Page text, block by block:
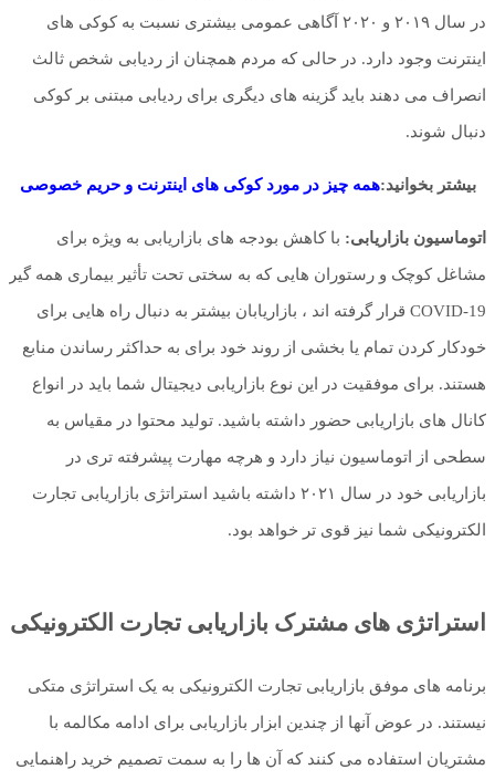
در سال ۲۰۱۹ و ۲۰۲۰ آگاهی عمومی بیشتری نسبت به کوکی های
اینترنت وجود دارد. در حالی که مردم همچنان از ردیابی شخص ثالث
انصراف می دهند باید گزینه های دیگری برای ردیابی مبتنی بر کوکی
دنبال شوند.
بیشتر بخوانید:همه چیز در مورد کوکی های اینترنت و حریم خصوصی
اتوماسیون بازاریابی: با کاهش بودجه های بازاریابی به ویژه برای
مشاغل کوچک و رستوران هایی که به سختی تحت تأثیر بیماری همه گیر
COVID-19 قرار گرفته اند ، بازاریابان بیشتر به دنبال راه هایی برای
خودکار کردن تمام یا بخشی از روند خود برای به حداکثر رساندن منابع
هستند. برای موفقیت در این نوع بازاریابی دیجیتال شما باید در انواع
کانال های بازاریابی حضور داشته باشید. تولید محتوا در مقیاس به
سطحی از اتوماسیون نیاز دارد و هرچه مهارت پیشرفته تری در
بازاریابی خود در سال ۲۰۲۱ داشته باشید استراتژی بازاریابی تجارت
الکترونیکی شما نیز قوی تر خواهد بود.
استراتژی های مشترک بازاریابی تجارت الکترونیکی
برنامه های موفق بازاریابی تجارت الکترونیکی به یک استراتژی متکی
نیستند. در عوض آنها از چندین ابزار بازاریابی برای ادامه مکالمه با
مشتریان استفاده می کنند که آن ها را به سمت تصمیم خرید راهنمایی